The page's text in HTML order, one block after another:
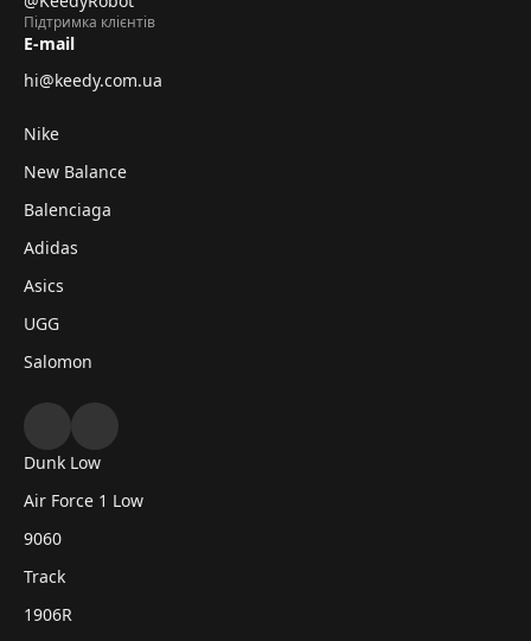
Підтримка клієнтів
E-mail
hi@keedy.com.ua
Nike
New Balance
Balenciaga
Adidas
Asics
UGG
Salomon
Dunk Low
Air Force 1 Low
9060
Track
1906R